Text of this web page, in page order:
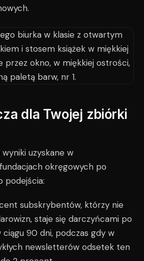
dla Twojej zbiórki
uzyskane w
okręgowych po
podejścia:
subskrybentów, którzy nie
staje się darczyńcami po
ciągu 90 dni, podczas gdy w
newsletterów odsetek ten